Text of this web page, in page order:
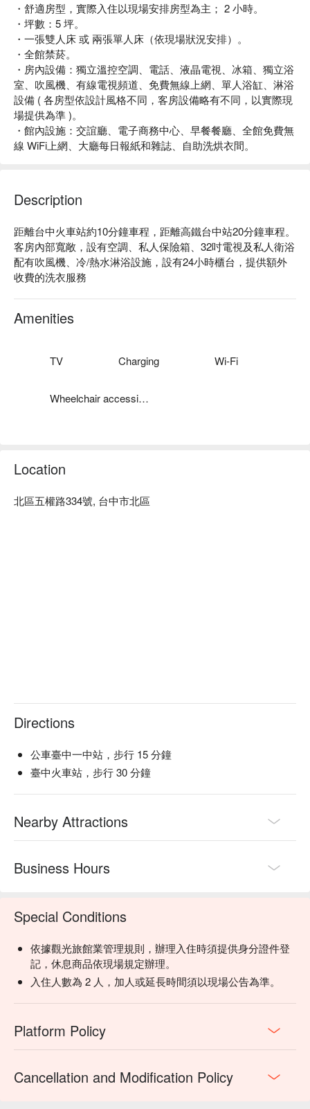
・舒適房型，實際入住以現場安排房型為主； 2 小時。
・坪數：5 坪。
・一張雙人床 或 兩張單人床（依現場狀況安排）。
・全館禁菸。
・房內設備：獨立溫控空調、電話、液晶電視、冰箱、獨立浴
室、吹風機、有線電視頻道、免費無線上網、單人浴缸、淋浴
設備 ( 各房型依設計風格不同，客房設備略有不同，以實際現
場提供為準 )。
・館內設施：交誼廳、電子商務中心、早餐餐廳、全館免費無
線 WiFi上網、大廳每日報紙和雜誌、自助洗烘衣間。
Description
距離台中火車站約10分鐘車程，距離高鐵台中站20分鐘車程。
客房內部寬敞，設有空調、私人保險箱、32吋電視及私人衛浴
配有吹風機、冷/熱水淋浴設施，設有24小時櫃台，提供額外
收費的洗衣服務
Amenities
TV Charging Wi-Fi
Wheelchair accessible
Location
北區五權路334號, 台中市北區
Directions
公車臺中一中站，步行 15 分鐘
臺中火車站，步行 30 分鐘
Nearby Attractions
Business Hours
Special Conditions
依據觀光旅館業管理規則，辦理入住時須提供身分證件登
記，休息商品依現場規定辦理。
入住人數為 2 人，加人或延長時間須以現場公告為準。
Platform Policy
Cancellation and Modification Policy